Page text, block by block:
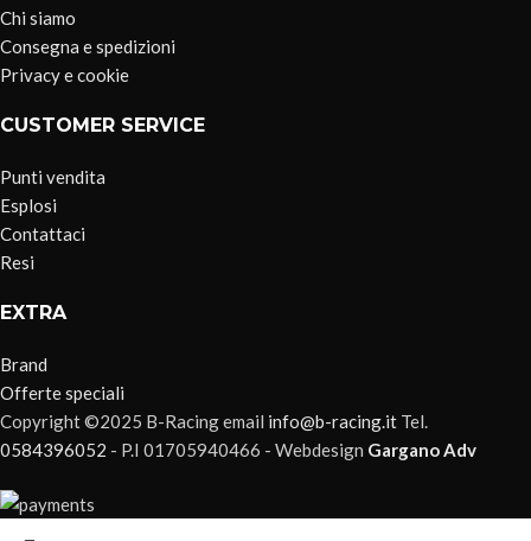
Chi siamo
Consegna e spedizioni
Privacy e cookie
CUSTOMER SERVICE
Punti vendita
Esplosi
Contattaci
Resi
EXTRA
Brand
Offerte speciali
Copyright ©2025 B-Racing email info@b-racing.it Tel.
0584396052 - P.I 01705940466 - Webdesign Gargano Adv